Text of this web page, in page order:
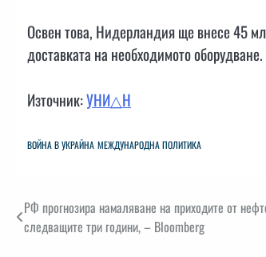
Освен това, Нидерландия ще внесе 45
доставката на необходимото оборудване.
Източник:УНИ△Н
ВОЙНА В УКРАЙНА МЕЖДУНАРОДНА ПОЛИТИКА
Навигация
РФ прогнозира намаляване на приходите от
следващите три години, – Bloomberg